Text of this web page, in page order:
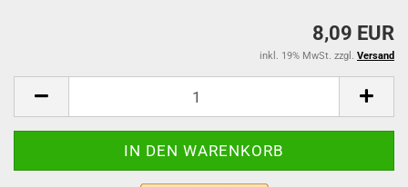
8,09 EUR
inkl. 19% MwSt. zzgl. Versand